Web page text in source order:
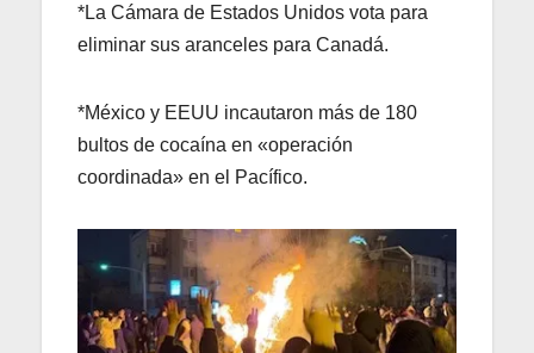
*La Cámara de Estados Unidos vota para
eliminar sus aranceles para Canadá.
*México y EEUU incautaron más de 180
bultos de cocaína en «operación
coordinada» en el Pacífico.